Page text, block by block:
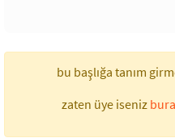
bu başlığa tanım
zaten üye iseniz